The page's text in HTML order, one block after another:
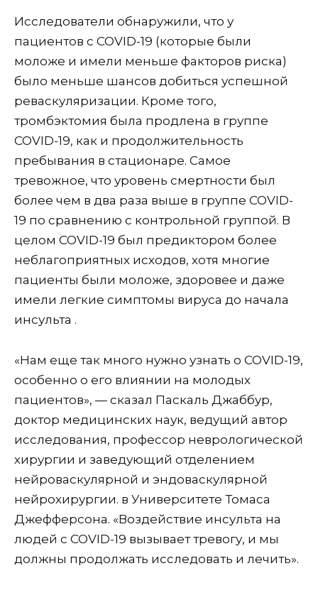
Исследователи обнаружили, что у
пациентов с COVID-19 (которые были
моложе и имели меньше факторов риска)
было меньше шансов добиться успешной
реваскуляризации. Кроме того,
тромбэктомия была продлена в группе
COVID-19, как и продолжительность
пребывания в стационаре. Самое
тревожное, что уровень смертности был
более чем в два раза выше в группе COVID-
19 по сравнению с контрольной группой. В
целом COVID-19 был предиктором более
неблагоприятных исходов, хотя многие
пациенты были моложе, здоровее и даже
имели легкие симптомы вируса до начала
инсульта .
«Нам еще так много нужно узнать о COVID-19,
особенно о его влиянии на молодых
пациентов», — сказал Паскаль Джаббур,
доктор медицинских наук, ведущий автор
исследования, профессор неврологической
хирургии и заведующий отделением
нейроваскулярной и эндоваскулярной
нейрохирургии. в Университете Томаса
Джефферсона. «Воздействие инсульта на
людей с COVID-19 вызывает тревогу, и мы
должны продолжать исследовать и лечить».